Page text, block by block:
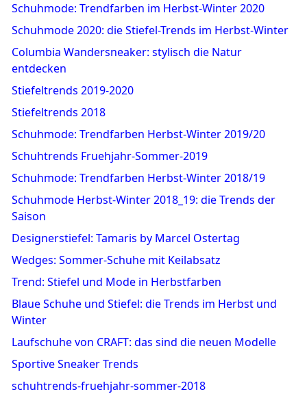
Schuhmode: Trendfarben im Herbst-Winter 2020
Schuhmode 2020: die Stiefel-Trends im Herbst-Winter
Columbia Wandersneaker: stylisch die Natur
entdecken
Stiefeltrends 2019-2020
Stiefeltrends 2018
Schuhmode: Trendfarben Herbst-Winter 2019/20
Schuhtrends Fruehjahr-Sommer-2019
Schuhmode: Trendfarben Herbst-Winter 2018/19
Schuhmode Herbst-Winter 2018_19: die Trends der
Saison
Designerstiefel: Tamaris by Marcel Ostertag
Wedges: Sommer-Schuhe mit Keilabsatz
Trend: Stiefel und Mode in Herbstfarben
Blaue Schuhe und Stiefel: die Trends im Herbst und
Winter
Laufschuhe von CRAFT: das sind die neuen Modelle
Sportive Sneaker Trends
schuhtrends-fruehjahr-sommer-2018